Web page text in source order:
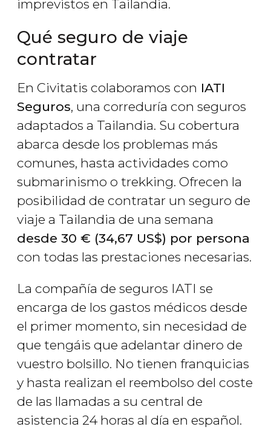
imprevistos en Tailandia.
Qué seguro de viaje
contratar
En Civitatis colaboramos con IATI
Seguros, una correduría con seguros
adaptados a Tailandia. Su cobertura
abarca desde los problemas más
comunes, hasta actividades como
submarinismo o trekking. Ofrecen la
posibilidad de contratar un seguro de
viaje a Tailandia de una semana
desde 30 € (34,67 US$) por persona
con todas las prestaciones necesarias.
La compañía de seguros IATI se
encarga de los gastos médicos desde
el primer momento, sin necesidad de
que tengáis que adelantar dinero de
vuestro bolsillo. No tienen franquicias
y hasta realizan el reembolso del coste
de las llamadas a su central de
asistencia 24 horas al día en español.